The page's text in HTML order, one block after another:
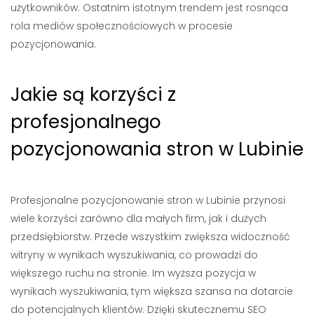
użytkowników. Ostatnim istotnym trendem jest rosnąca
rola mediów społecznościowych w procesie
pozycjonowania.
Jakie są korzyści z
profesjonalnego
pozycjonowania stron w Lubinie
Profesjonalne pozycjonowanie stron w Lubinie przynosi
wiele korzyści zarówno dla małych firm, jak i dużych
przedsiębiorstw. Przede wszystkim zwiększa widoczność
witryny w wynikach wyszukiwania, co prowadzi do
większego ruchu na stronie. Im wyższa pozycja w
wynikach wyszukiwania, tym większa szansa na dotarcie
do potencjalnych klientów. Dzięki skutecznemu SEO